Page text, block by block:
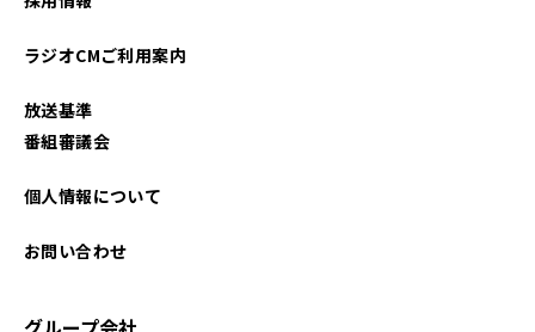
ラジオCMご利用案内
放送基準
番組審議会
個人情報について
お問い合わせ